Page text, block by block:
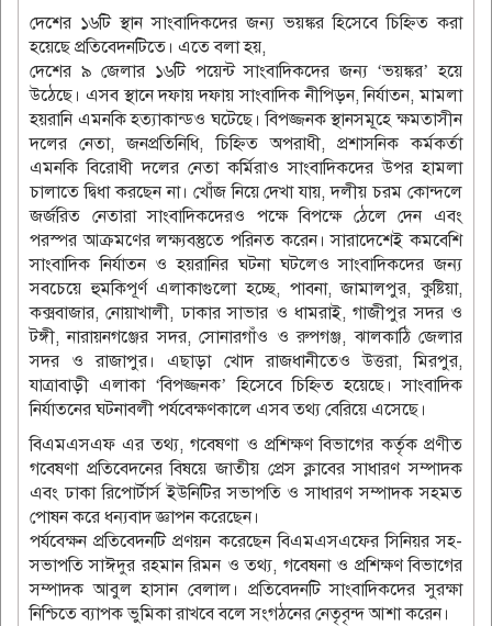
দেশের ১৬টি স্থান সাংবাদিকদের জন্য ভয়ঙ্কর হিসেবে চিহ্নিত করা
হয়েছে প্রতিবেদনটিতে। এতে বলা হয়,
দেশের ৯ জেলার ১৬টি পয়েন্ট সাংবাদিকদের জন্য ‘ভয়ঙ্কর’ হয়ে
উঠেছে। এসব স্থানে দফায় দফায় সাংবাদিক নীপিড়ন, নির্যাতন, মামলা
হয়রানি এমনকি হত্যাকান্ডও ঘটেছে। বিপজ্জনক স্থানসমূহে ক্ষমতাসীন
দলের নেতা, জনপ্রতিনিধি, চিহ্নিত অপরাধী, প্রশাসনিক কর্মকর্তা
এমনকি বিরোধী দলের নেতা কর্মিরাও সাংবাদিকদের উপর হামলা
চালাতে দ্বিধা করছেন না। খোঁজ নিয়ে দেখা যায়, দলীয় চরম কোন্দলে
জর্জরিত নেতারা সাংবাদিকদেরও পক্ষে বিপক্ষে ঠেলে দেন এবং
পরস্পর আক্রমণের লক্ষ্যবস্তুতে পরিনত করেন। সারাদেশেই কমবেশি
সাংবাদিক নির্যাতন ও হয়রানির ঘটনা ঘটলেও সাংবাদিকদের জন্য
সবচেয়ে হুমকিপূর্ণ এলাকাগুলো হচ্ছে, পাবনা, জামালপুর, কুষ্টিয়া,
কক্সবাজার, নোয়াখালী, ঢাকার সাভার ও ধামরাই, গাজীপুর সদর ও
টঙ্গী, নারায়নগঞ্জের সদর, সোনারগাঁও ও রুপগঞ্জ, ঝালকাঠি জেলার
সদর ও রাজাপুর। এছাড়া খোদ রাজধানীতেও উত্তরা, মিরপুর,
যাত্রাবাড়ী এলাকা ‘বিপজ্জনক’ হিসেবে চিহ্নিত হয়েছে। সাংবাদিক
নির্যাতনের ঘটনাবলী পর্যবেক্ষণকালে এসব তথ্য বেরিয়ে এসেছে।
বিএমএসএফ এর তথ্য, গবেষণা ও প্রশিক্ষণ বিভাগের কর্তৃক প্রণীত
গবেষণা প্রতিবেদনের বিষয়ে জাতীয় প্রেস ক্লাবের সাধারণ সম্পাদক
এবং ঢাকা রিপোর্টার্স ইউনিটির সভাপতি ও সাধারণ সম্পাদক সহমত
পোষন করে ধন্যবাদ জ্ঞাপন করেছেন।
পর্যবেক্ষন প্রতিবেদনটি প্রণয়ন করেছেন বিএমএসএফের সিনিয়র সহ-
সভাপতি সাঈদুর রহমান রিমন ও তথ্য, গবেষনা ও প্রশিক্ষণ বিভাগের
সম্পাদক আবুল হাসান বেলাল। প্রতিবেদনটি সাংবাদিকদের সুরক্ষা
নিশ্চিতে ব্যাপক ভুমিকা রাখবে বলে সংগঠনের নেতৃবৃন্দ আশা করেন।